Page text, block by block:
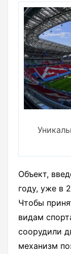
Объект,
году, уже в
Чтобы
видам
соорудили
механизм